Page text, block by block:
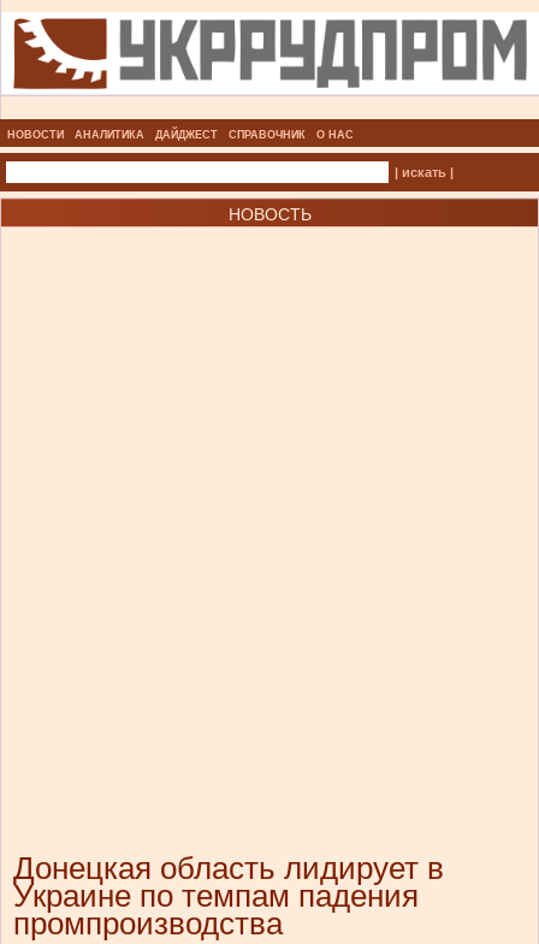
НОВОСТИ АНАЛИТИКА ДАЙДЖЕСТ СПРАВОЧНИК О НАС
| искать |
НОВОСТЬ
Донецкая область лидирует в
Украине по темпам падения
промпроизводства